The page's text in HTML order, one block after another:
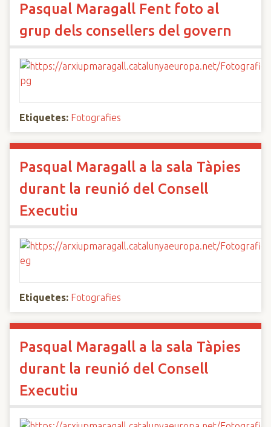
Pasqual Maragall Fent foto al
grup dels consellers del govern
Etiquetes: Fotografies
Pasqual Maragall a la sala Tàpies
durant la reunió del Consell
Executiu
Etiquetes: Fotografies
Pasqual Maragall a la sala Tàpies
durant la reunió del Consell
Executiu